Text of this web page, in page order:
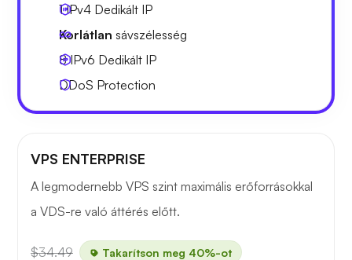
1 IPv4 Dedikált IP
Korlátlan sávszélesség
8 IPv6 Dedikált IP
DDoS Protection
VPS ENTERPRISE
A legmodernebb VPS szint maximális erőforrásokkal
a VDS-re való áttérés előtt.
$34.49 Takarítson meg 40%-ot